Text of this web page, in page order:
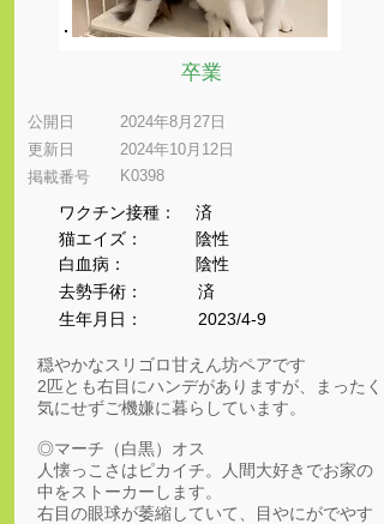
卒業
公開日
更新日
​掲載番号
2024年8月27日
2024年10月12日
K0398
ワクチン接種：
猫エイズ：
​白血病：
​去勢手術：
生年月日：
済
陰性
陰性
済
2023/4-9
穏やかなスリゴロ甘えん坊ペアです
2匹とも右目にハンデがありますが、まったく
気にせずご機嫌に暮らしています。
◎マーチ（白黒）オス
人懐っこさはピカイチ。人間大好きでお家の
中をストーカーします。
右目の眼球が萎縮していて、目やにがでやす